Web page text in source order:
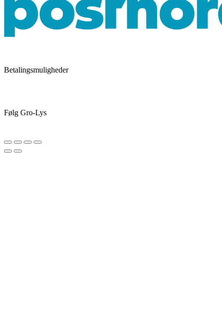
Betalingsmuligheder
Følg Gro-Lys